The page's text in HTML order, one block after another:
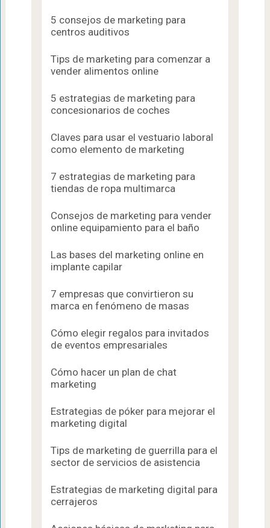
5 consejos de marketing para
centros auditivos
Tips de marketing para comenzar a
vender alimentos online
5 estrategias de marketing para
concesionarios de coches
Claves para usar el vestuario laboral
como elemento de marketing
7 estrategias de marketing para
tiendas de ropa multimarca
Consejos de marketing para vender
online equipamiento para el baño
Las bases del marketing online en
implante capilar
7 empresas que convirtieron su
marca en fenómeno de masas
Cómo elegir regalos para invitados
de eventos empresariales
Cómo hacer un plan de chat
marketing
Estrategias de póker para mejorar el
marketing digital
Tips de marketing de guerrilla para el
sector de servicios de asistencia
Estrategias de marketing digital para
cerrajeros